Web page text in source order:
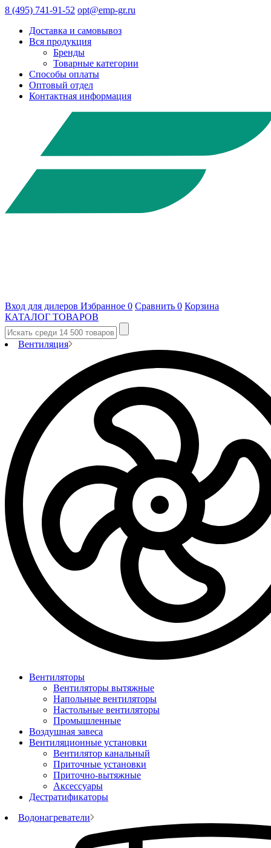
8 (495) 741-91-52 opt@emp-gr.ru
Доставка и самовывоз
Вся продукция
Бренды
Товарные категории
Способы оплаты
Оптовый отдел
Контактная информация
Вход для дилеров Избранное 0 Сравнить 0 Корзина
КАТАЛОГ ТОВАРОВ
Вентиляция
Вентиляторы
Вентиляторы вытяжные
Напольные вентиляторы
Настольные вентиляторы
Промышленные
Воздушная завеса
Вентиляционные установки
Вентилятор канальный
Приточные установки
Приточно-вытяжные
Аксессуары
Дестратификаторы
Водонагреватели